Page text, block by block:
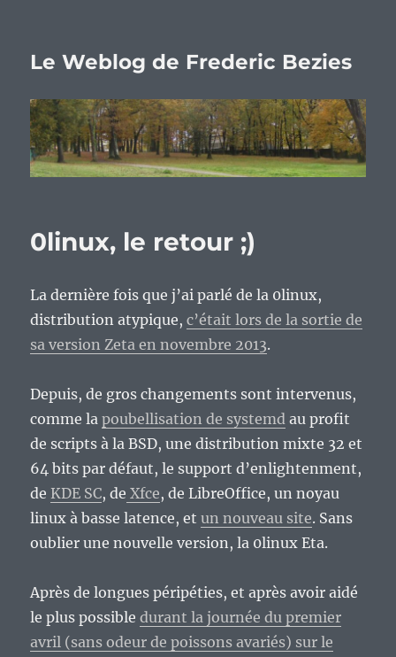
Le Weblog de Frederic Bezies
0linux, le retour ;)
La dernière fois que j’ai parlé de la 0linux,
distribution atypique,c’était lors de la sortie de
sa version Zeta en novembre 2013.
Depuis, de gros changements sont intervenus,
comme lapoubellisation de systemd au profit
de scripts à la BSD, une distribution mixte 32 et
64 bits par défaut, le support d’enlightenment,
de KDE SC, de Xfce, de LibreOffice, un noyau
linux à basse latence, etun nouveau site. Sans
oublier une nouvelle version, la 0linux Eta.
Après de longues péripéties, et après avoir aidé
le plus possibledurant la journée du premier
avril (sans odeur de poissons avariés) sur le